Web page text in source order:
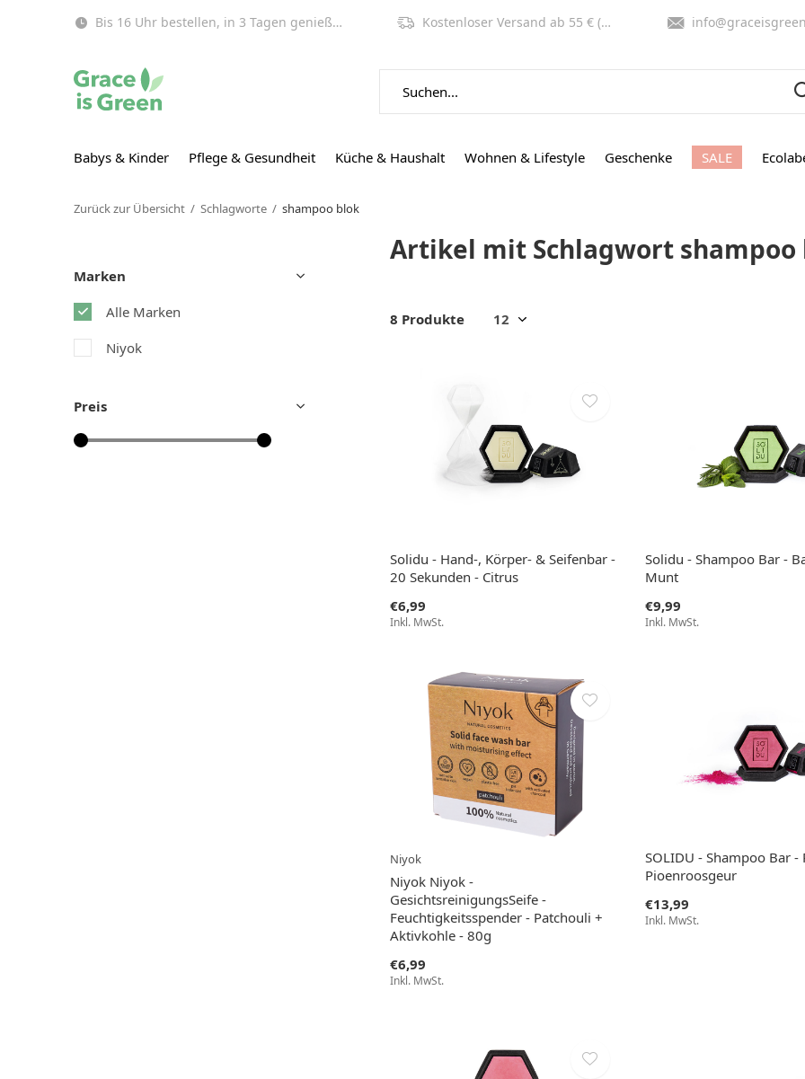
Babys & Kinder Pflege & Gesundheit Küche & Haushalt Wohnen & Lifestyle Geschenke SALE
Bis 16 Uhr bestellen, in 3 Tagen genießen (EU)! Kostenloser Versand ab 55 € (NL, BE) info@graceisgreen.com
Zurück zur Übersicht Schlagworte shampoo blok
Artikel mit Schlagwort shampoo
8 Produkte
Solidu - Hand-, Körper- & Seifenbar -
20 Sekunden - Citrus
€6,99
Inkl. MwSt.
Solidu - Shampoo Bar -
Munt
€9,99
Inkl. MwSt.
Niyok
Niyok Niyok -
GesichtsreinigungsSeife -
Feuchtigkeitsspender - Patchouli +
Aktivkohle - 80g
€6,99
Inkl. MwSt.
SOLIDU - Shampoo Bar -
Pioenroosgeur
€13,99
Inkl. MwSt.
Marken
Alle Marken
Niyok
Preis